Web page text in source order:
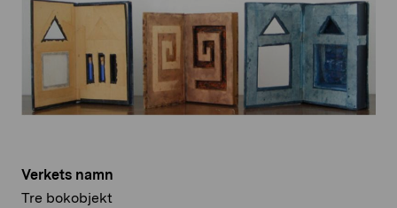
Verkets namn
Tre bokobjekt